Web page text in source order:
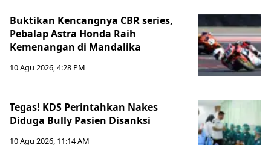
Buktikan Kencangnya CBR series,
Pebalap Astra Honda Raih
Kemenangan di Mandalika
10 Agu 2026, 4:28 PM
Tegas! KDS Perintahkan Nakes
Diduga Bully Pasien Disanksi
10 Agu 2026, 11:14 AM